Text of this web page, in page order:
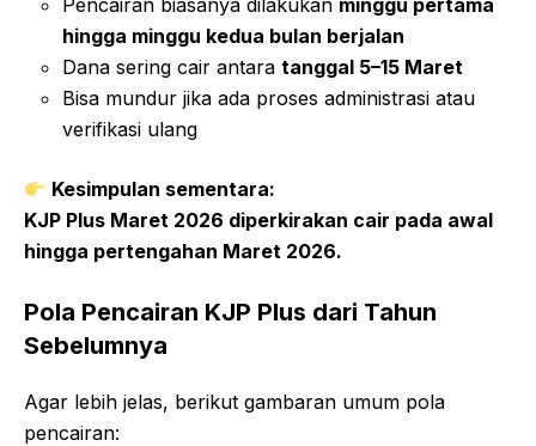
hingga minggu kedua bulan berjalan
Dana sering cair antara tanggal 5–15 Maret
Bisa mundur jika ada proses administrasi atau
verifikasi ulang
Kesimpulan sementara:
KJP Plus Maret 2026 diperkirakan cair pada awal
hingga pertengahan Maret 2026.
Pola Pencairan KJP Plus dari Tahun
Sebelumnya
Agar lebih jelas, berikut gambaran umum pola
pencairan: